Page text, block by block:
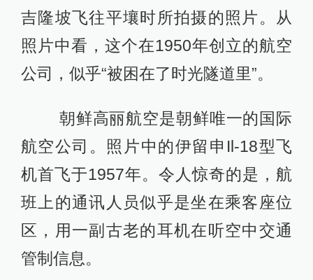
吉隆坡飞往平壤时所拍摄的照片。从
照片中看，这个在1950年创立的航空
公司，似乎“被困在了时光隧道里”。
朝鲜高丽航空是朝鲜唯一的国际
航空公司。照片中的伊留申Il-18型飞
机首飞于1957年。令人惊奇的是，航
班上的通讯人员似乎是坐在乘客座位
区，用一副古老的耳机在听空中交通
管制信息。